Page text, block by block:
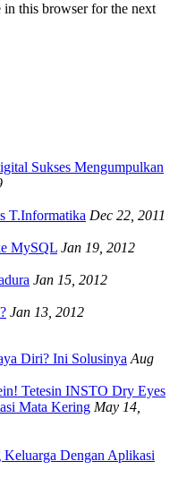
in this browser for the next
Sukses Mengumpulkan
T.Informatika Dec 22, 2011
MySQL Jan 19, 2012
Jan 15, 2012
Jan 13, 2012
Diri? Ini Solusinya Aug
Mata Kering May 14,
Dengan Aplikasi